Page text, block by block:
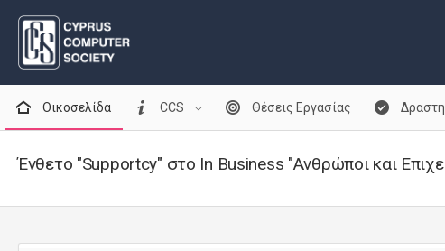
Οικοσελίδα CCS Θέσεις Εργασίας
Ένθετο "Supportcy" στο In Business "Ανθρώποι και